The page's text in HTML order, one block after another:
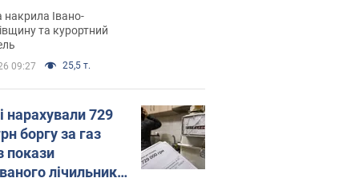
на
Відео
накрила Івано-
та курортний
09:27 25,5 т.
нарахували 729
боргу за газ
покази
лічильника: